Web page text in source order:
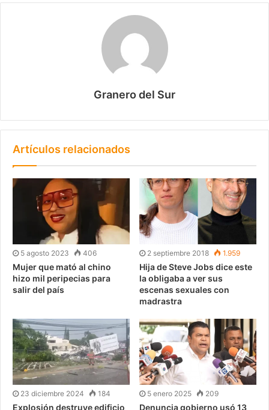
Granero del Sur
Artículos relacionados
5 agosto 2023 406
Mujer que mató al chino
hizo mil peripecias para
salir del país
2 septiembre 2018 1.959
Hija de Steve Jobs dice este
la obligaba a ver sus
escenas sexuales con
madrastra
23 diciembre 2024 184
Explosión destruye edificio
5 enero 2025 209
Denuncia gobierno usó 13